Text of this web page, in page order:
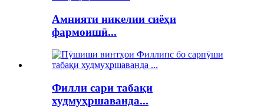
Амнияти никелии сиёҳи
фармоишӣ...
Филли сари табақи
худмуҳршаванда...